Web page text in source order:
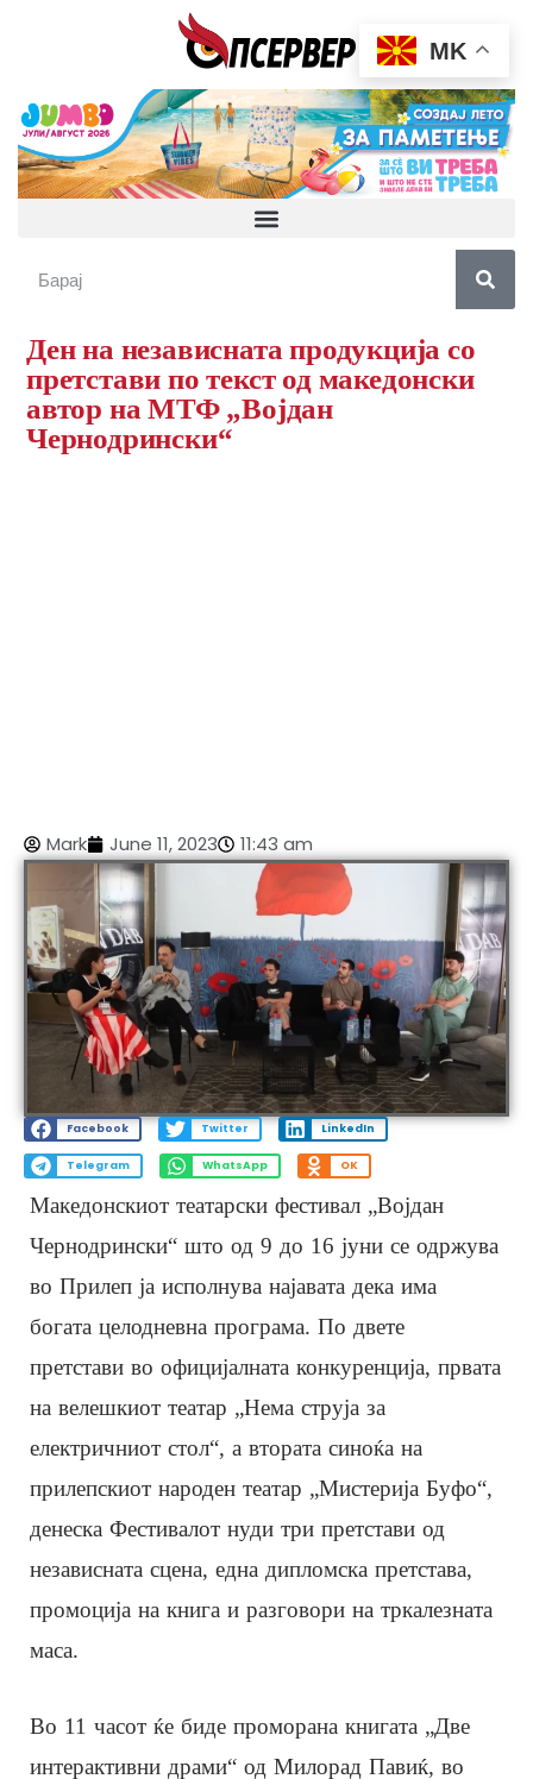
Ден на независната продукција со
претстави по текст од македонски
автор на МТФ „Војдан
Чернодрински“
Mark June 11, 2023 11:43 am
Facebook Twitter LinkedIn
Telegram WhatsApp OK
Македонскиот театарски фестивал „Војдан
Чернодрински“ што од 9 до 16 јуни се одржува
во Прилеп ја исполнува најавата дека има
богата целодневна програма. По двете
претстави во официјалната конкуренција, првата
на велешкиот театар „Нема струја за
електричниот стол“, а втората синоќа на
прилепскиот народен театар „Мистерија Буфо“,
денеска Фестивалот нуди три претстави од
независната сцена, една дипломска претстава,
промоција на книга и разговори на тркалезната
маса.
Во 11 часот ќе биде проморана книгата „Две
интерактивни драми“ од Милорад Павиќ, во
MK